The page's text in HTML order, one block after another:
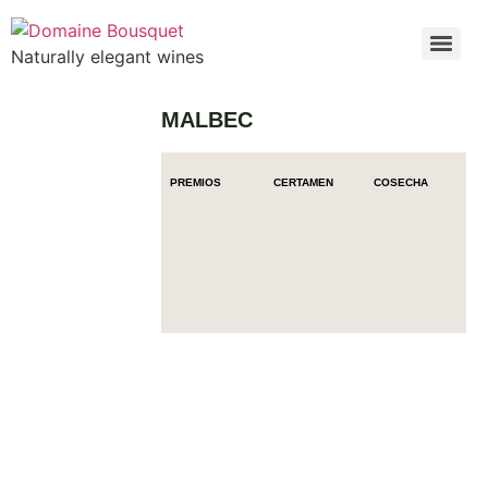
Naturally elegant wines
MALBEC
PREMIOS CERTAMEN COSECHA